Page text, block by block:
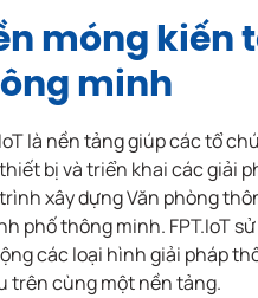
móng kiến
minh
là nền tảng giúp các tổ
bị và triển khai các giải
xây dựng Văn phòng
phố thông minh. FPT.IoT
các loại hình giải pháp
trên cùng một nền tảng.